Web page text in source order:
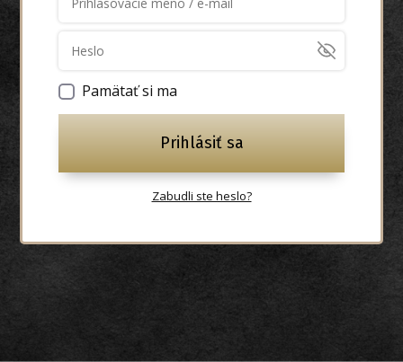
Pamätať si ma
Prihlásiť sa
Zabudli ste heslo?